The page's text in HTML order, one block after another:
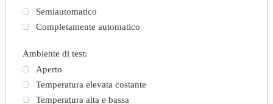
Semiautomatico
Completamente automatico
Ambiente di test:
Aperto
Temperatura elevata costante
Temperatura alta e bassa